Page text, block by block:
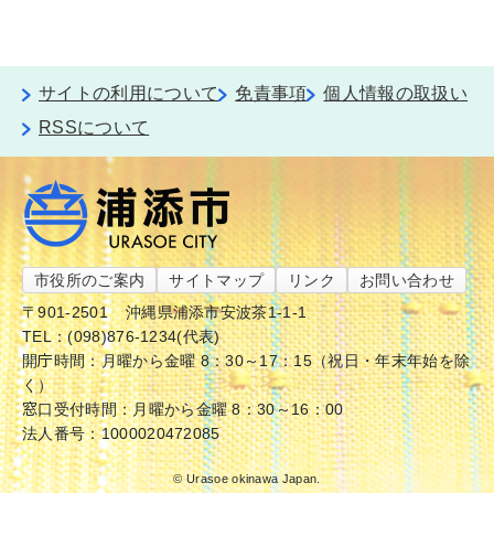
サイトの利用について 免責事項
個人情報の取扱い
RSSについて
市役所のご案内 サイトマップ リンク
お問い合わせ
〒901-2501
沖縄県浦添市安波茶1-1-1
TEL：(098)876-1234(代表)
開庁時間：月曜から金曜 8：30～17：15（祝日・年末年始を除
く）
窓口受付時間：月曜から金曜 8：30～16：00
法人番号：1000020472085
© Urasoe okinawa Japan.